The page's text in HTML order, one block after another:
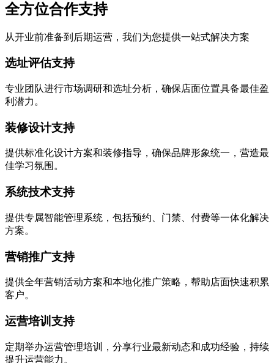
全方位合作支持
从开业前准备到后期运营，我们为您提供一站式解决方案
选址评估支持
专业团队进行市场调研和选址分析，确保店面位置具备最佳盈
利潜力。
装修设计支持
提供标准化设计方案和装修指导，确保品牌形象统一，营造最
佳学习氛围。
系统技术支持
提供专属智能管理系统，包括预约、门禁、付费等一体化解决
方案。
营销推广支持
提供全年营销活动方案和本地化推广策略，帮助店面快速积累
客户。
运营培训支持
定期举办运营管理培训，分享行业最新动态和成功经验，持续
提升运营能力。